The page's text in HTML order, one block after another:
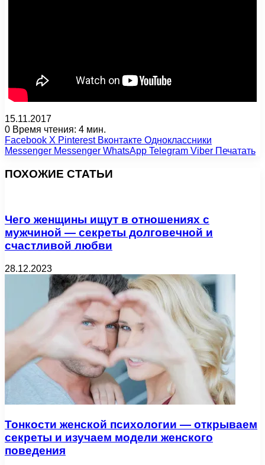
15.11.2017
0 Время чтения: 4 мин.
Facebook X Pinterest Вконтакте Одноклассники
Messenger Messenger WhatsApp Telegram Viber Печатать
ПОХОЖИЕ СТАТЬИ
Чего женщины ищут в отношениях с
мужчиной — секреты долговечной и
счастливой любви
28.12.2023
Тонкости женской психологии — открываем
секреты и изучаем модели женского
поведения